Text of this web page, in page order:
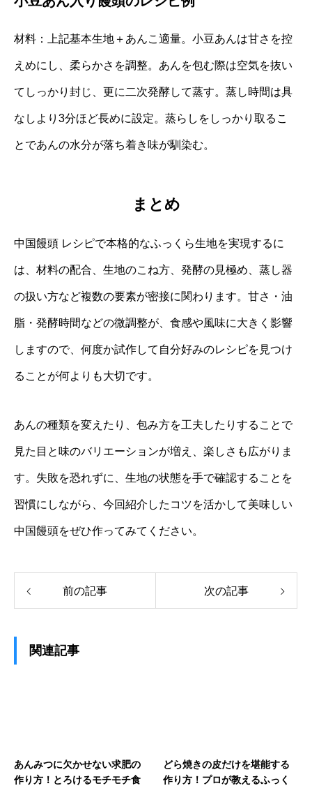
材料：上記基本生地＋あんこ適量。小豆あんは甘さを控
えめにし、柔らかさを調整。あんを包む際は空気を抜い
てしっかり封じ、更に二次発酵して蒸す。蒸し時間は具
なしより3分ほど長めに設定。蒸らしをしっかり取るこ
とであんの水分が落ち着き味が馴染む。
まとめ
中国饅頭 レシピで本格的なふっくら生地を実現するに
は、材料の配合、生地のこね方、発酵の見極め、蒸し器
の扱い方など複数の要素が密接に関わります。甘さ・油
脂・発酵時間などの微調整が、食感や風味に大きく影響
しますので、何度か試作して自分好みのレシピを見つけ
ることが何よりも大切です。
あんの種類を変えたり、包み方を工夫したりすることで
見た目と味のバリエーションが増え、楽しさも広がりま
す。失敗を恐れずに、生地の状態を手で確認することを
習慣にしながら、今回紹介したコツを活かして美味しい
中国饅頭をぜひ作ってみてください。
前の記事 次の記事
関連記事
あんみつに欠かせない求肥の
作り方！とろけるモチモチ食
どら焼きの皮だけを堪能する
作り方！プロが教えるふっく